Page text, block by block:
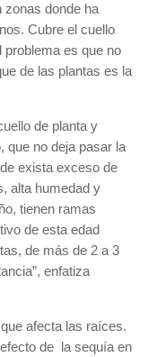
zonas donde ha
Cubre el cuello
problema es que no
de las plantas es la
de planta y
que no deja pasar la
exista exceso de
alta humedad y
tienen ramas
de esta edad
de más de 2 a 3
enfatiza
afecta las raíces.
de la sequía en